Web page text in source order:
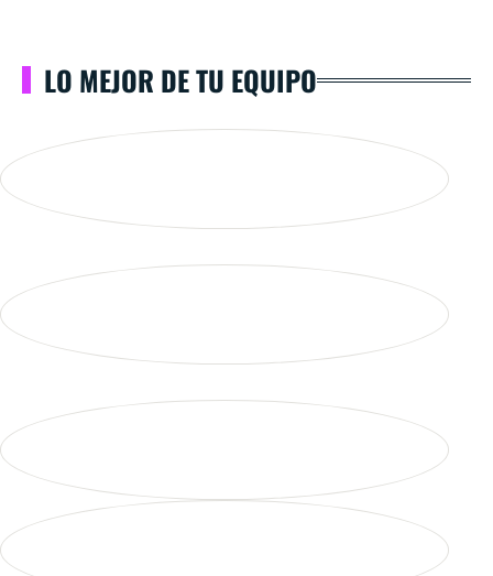
LO MEJOR DE TU EQUIPO